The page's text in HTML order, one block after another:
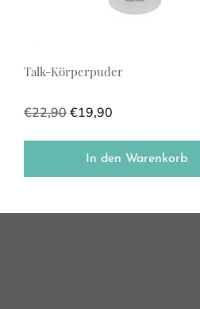
Talk-Körperpuder
€22,90€19,90
In den Warenkorb